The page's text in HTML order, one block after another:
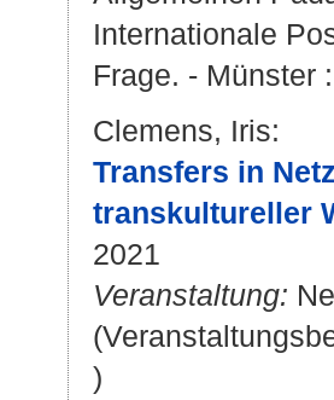
Internationale
Frage. - Münster
Clemens, Iris:
Transfers in
transkultureller
2021
Veranstaltung:
)